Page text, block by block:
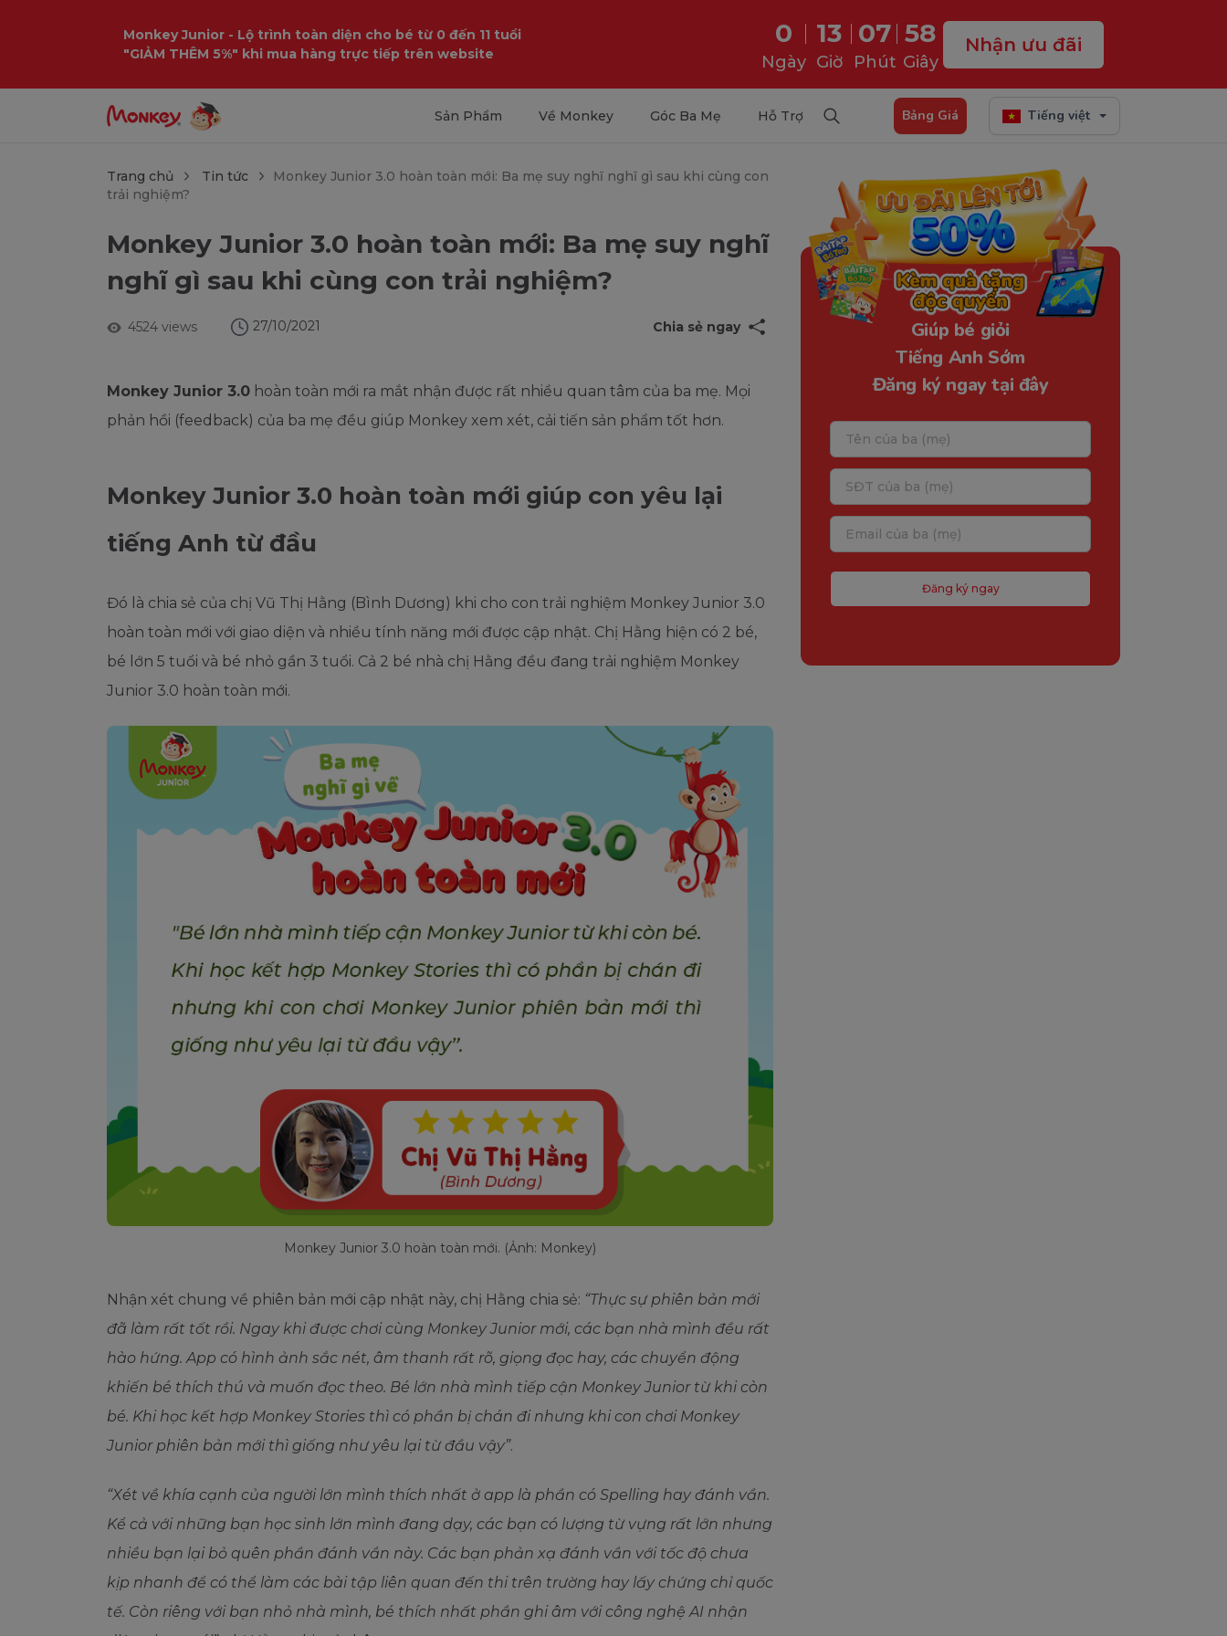
Monkey Junior - Lộ trình toàn diện cho bé từ 0 đến 11 tuổi
"GIẢM THÊM 5%" khi mua hàng trực tiếp trên website
0
Ngày
13
Giờ
07
Phút
57
Giây
Nhận ưu đãi
Sản Phẩm Về Monkey Góc Ba Mẹ Hỗ Trợ Bảng Giá Tiếng việt
Trang chủ Tin tức
Monkey Junior 3.0 hoàn toàn mới: Ba mẹ suy nghĩ nghĩ gì sau khi cùng con
trải nghiệm?
Monkey Junior 3.0 hoàn toàn mới: Ba mẹ suy nghĩ
nghĩ gì sau khi cùng con trải nghiệm?
4524 views 27/10/2021 Chia sẻ ngay
Monkey Junior 3.0 hoàn toàn mới ra mắt nhận được rất nhiều quan tâm của ba mẹ. Mọi
phản hồi (feedback) của ba mẹ đều giúp Monkey xem xét, cải tiến sản phẩm tốt hơn.
Monkey Junior 3.0 hoàn toàn mới giúp con yêu lại
tiếng Anh từ đầu
Đó là chia sẻ của chị Vũ Thị Hằng (Bình Dương) khi cho con trải nghiệm Monkey Junior 3.0
hoàn toàn mới với giao diện và nhiều tính năng mới được cập nhật. Chị Hằng hiện có 2 bé,
bé lớn 5 tuổi và bé nhỏ gần 3 tuổi. Cả 2 bé nhà chị Hằng đều đang trải nghiệm Monkey
Junior 3.0 hoàn toàn mới.
Monkey Junior 3.0 hoàn toàn mới. (Ảnh: Monkey)
Nhận xét chung về phiên bản mới cập nhật này, chị Hằng chia sẻ: “Thực sự phiên bản mới
đã làm rất tốt rồi. Ngay khi được chơi cùng Monkey Junior mới, các bạn nhà mình đều rất
hào hứng. App có hình ảnh sắc nét, âm thanh rất rõ, giọng đọc hay, các chuyển động
khiến bé thích thú và muốn đọc theo. Bé lớn nhà mình tiếp cận Monkey Junior từ khi còn
bé. Khi học kết hợp Monkey Stories thì có phần bị chán đi nhưng khi con chơi Monkey
Junior phiên bản mới thì giống như yêu lại từ đầu vậy”.
“Xét về khía cạnh của người lớn mình thích nhất ở app là phần có Spelling hay đánh vần.
Kể cả với những bạn học sinh lớn mình đang dạy, các bạn có lượng từ vựng rất lớn nhưng
nhiều bạn lại bỏ quên phần đánh vần này. Các bạn phản xạ đánh vần với tốc độ chưa
kịp nhanh để có thể làm các bài tập liên quan đến thi trên trường hay lấy chứng chỉ quốc
tế. Còn riêng với bạn nhỏ nhà mình, bé thích nhất phần ghi âm với công nghệ AI nhận
Giúp bé giỏi
Tiếng Anh Sớm
Đăng ký ngay tại đây
Đăng ký ngay